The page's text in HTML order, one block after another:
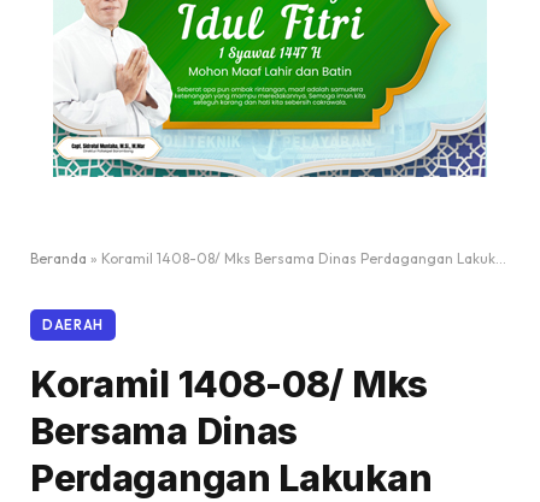
Beranda » Koramil 1408-08/ Mks Bersama Dinas Perdagangan Lakukan Pengawasan dan Pemantauan Inflasi Pasar
DAERAH
Koramil 1408-08/ Mks
Bersama Dinas
Perdagangan Lakukan